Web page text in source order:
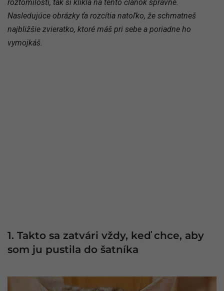
roztomilosti, tak si klikla na tento článok správne.
Nasledujúce obrázky ťa rozcítia natoľko, že schmatneš
najbližšie zvieratko, ktoré máš pri sebe a poriadne ho
vymojkáš.
1. Takto sa zatvári vždy, keď chce, aby
som ju pustila do šatníka